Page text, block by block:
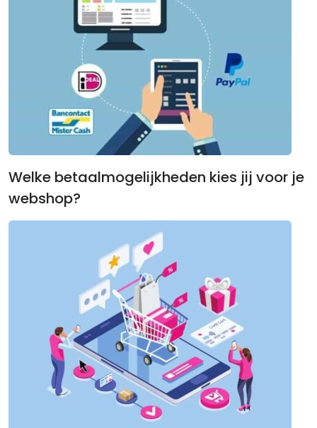
Welke betaalmogelijkheden kies jij voor je
webshop?